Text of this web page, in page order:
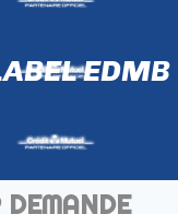
EDMB
DEMANDE